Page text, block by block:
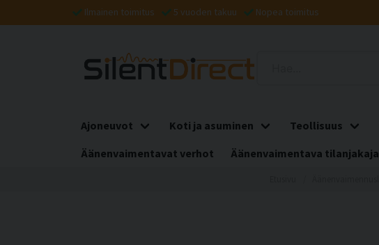
Ilmainen toimitus 5 vuoden takuu Nopea toimitus
Ajoneuvot Koti ja asuminen Teollisuus
Äänenvaimentavat verhot
Äänenvaimentava tilanjakaja